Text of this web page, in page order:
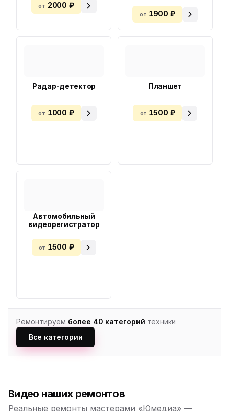
от 2000 ₽
от 1900 ₽
Радар-детектор
от 1000 ₽
Планшет
от 1500 ₽
Автомобильный
видеорегистратор
от 1500 ₽
Ремонтируем более 40 категорий техники
Все категории
Видео наших ремонтов
Реальные ремонты мастерами «Юмедиа» —